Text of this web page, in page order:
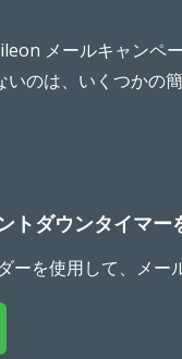
メールキャンペ
のは、いくつかの
トダウンタイマー
を使用して、メー